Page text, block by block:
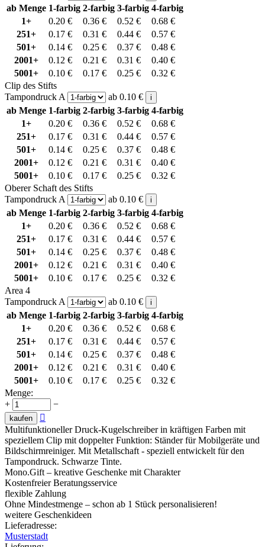
ab Menge 1-farbig 2-farbig 3-farbig 4-farbig
1+
0.20 € 0.36 € 0.52 € 0.68 €
251+
0.17 € 0.31 € 0.44 € 0.57 €
501+
0.14 € 0.25 € 0.37 € 0.48 €
2001+
0.12 € 0.21 € 0.31 € 0.40 €
5001+
0.10 € 0.17 € 0.25 € 0.32 €
Clip des Stifts
Tampondruck A
ab 0.10 € i
ab Menge 1-farbig 2-farbig 3-farbig 4-farbig
1+
0.20 € 0.36 € 0.52 € 0.68 €
251+
0.17 € 0.31 € 0.44 € 0.57 €
501+
0.14 € 0.25 € 0.37 € 0.48 €
2001+
0.12 € 0.21 € 0.31 € 0.40 €
5001+
0.10 € 0.17 € 0.25 € 0.32 €
Oberer Schaft des Stifts
Tampondruck A
ab 0.10 € i
ab Menge 1-farbig 2-farbig 3-farbig 4-farbig
1+
0.20 € 0.36 € 0.52 € 0.68 €
251+
0.17 € 0.31 € 0.44 € 0.57 €
501+
0.14 € 0.25 € 0.37 € 0.48 €
2001+
0.12 € 0.21 € 0.31 € 0.40 €
5001+
0.10 € 0.17 € 0.25 € 0.32 €
Area 4
Tampondruck A
ab 0.10 € i
ab Menge 1-farbig 2-farbig 3-farbig 4-farbig
1+
0.20 € 0.36 € 0.52 € 0.68 €
251+
0.17 € 0.31 € 0.44 € 0.57 €
501+
0.14 € 0.25 € 0.37 € 0.48 €
2001+
0.12 € 0.21 € 0.31 € 0.40 €
5001+
0.10 € 0.17 € 0.25 € 0.32 €
Menge:
+
−
kaufen

Multifunktioneller Druck-Kugelschreiber in kräftigen Farben mit
speziellem Clip mit doppelter Funktion: Ständer für Mobilgeräte und
Bildschirmreiniger. Mit Metallschaft - speziell entwickelt für den
Tampondruck. Schwarze Tinte.
Mono.Gift – kreative Geschenke mit Charakter
Kostenfreier Beratungsservice
flexible Zahlung
Ohne Mindestmenge – schon ab 1 Stück personalisieren!
weitere Geschenkideen
Lieferadresse:
Musterstadt